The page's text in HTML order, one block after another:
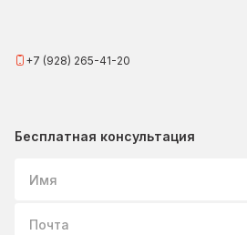
+7 (928) 265-41-20
Бесплатная консультация